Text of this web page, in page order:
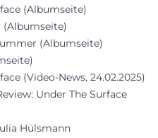
(Albumseite)
(Albumseite)
(Albumseite)
(Video-News, 24.02.2025)
Under The Surface
Hülsmann